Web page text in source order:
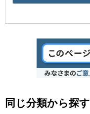
同じ分類から探す